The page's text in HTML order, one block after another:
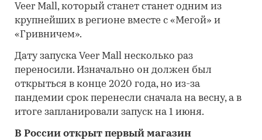
Veer Mall, который станет станет одним из
крупнейших в регионе вместе с «Мегой» и
«Гривничем».
Дату запуска Veer Mall несколько раз
переносили. Изначально он должен был
открыться в конце 2020 года, но из-за
пандемии срок перенесли сначала на весну, а в
итоге запланировали запуск на 1 июня.
В России открыт первый магазин